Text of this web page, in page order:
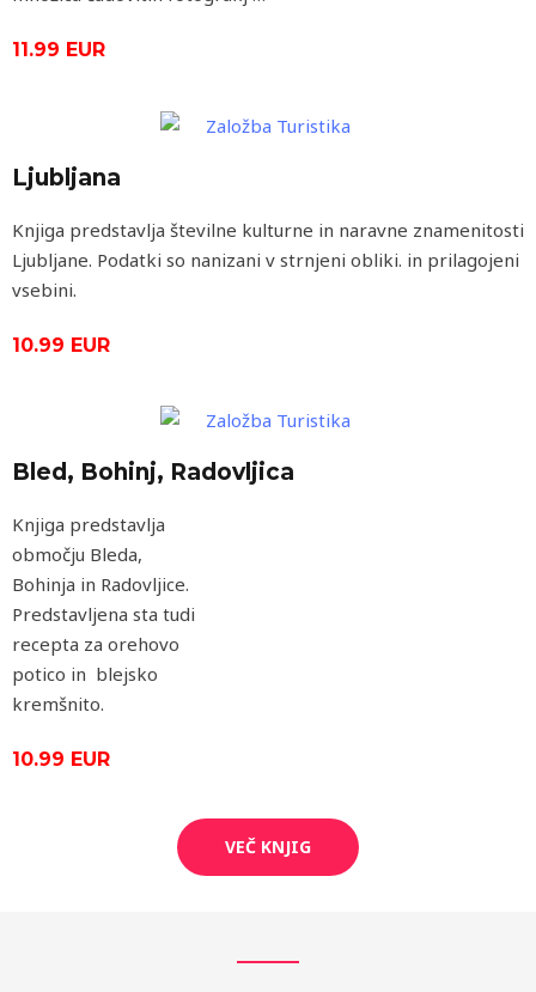
11.99 EUR
Ljubljana
Knjiga predstavlja številne kulturne in naravne znamenitosti
Ljubljane. Podatki so nanizani v strnjeni obliki. in prilagojeni
vsebini.
10.99 EUR
Bled, Bohinj, Radovljica
Knjiga predstavlja
območju Bleda,
Bohinja in Radovljice.
Predstavljena sta tudi
recepta za orehovo
potico in blejsko
kremšnito.
10.99 EUR
VEČ KNJIG